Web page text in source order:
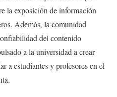
la exposición de información
Además, la comunidad
del contenido
a la universidad a crear
a estudiantes y profesores en el